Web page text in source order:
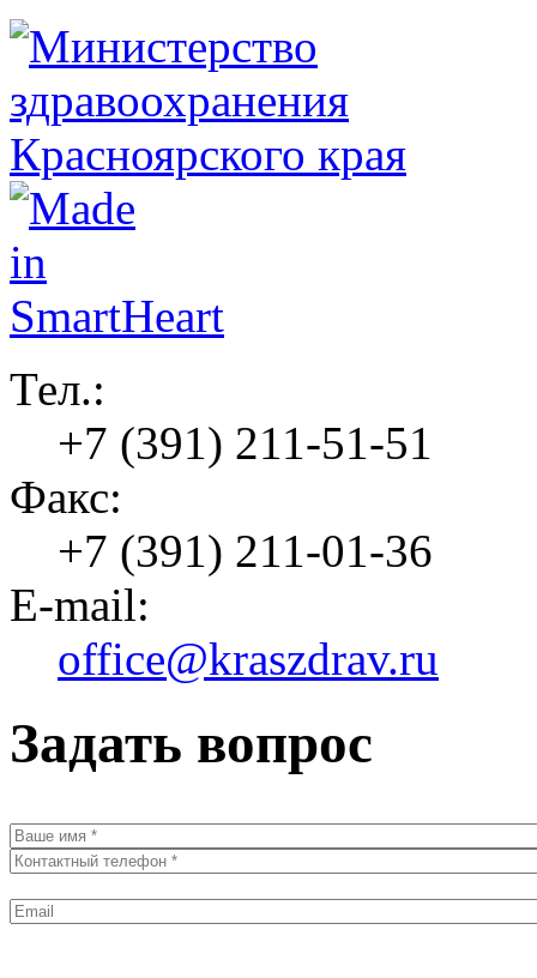
Тел.:
+7 (391) 211-51-51
Факс:
+7 (391) 211-01-36
E-mail:
office@kraszdrav.ru
Задать вопрос